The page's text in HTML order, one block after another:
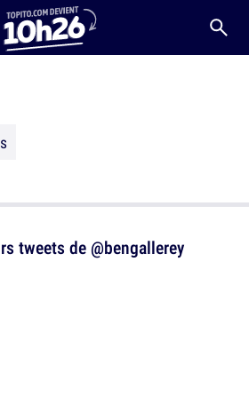
tweets de @bengallerey